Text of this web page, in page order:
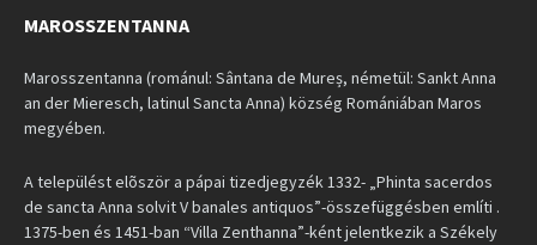
MAROSSZENTANNA
Marosszentanna (románul: Sântana de Mureș, németül: Sankt Anna
an der Mieresch, latinul Sancta Anna) község Romániában Maros
megyében.
A települést elõször a pápai tizedjegyzék 1332- „Phinta sacerdos
de sancta Anna solvit V banales antiquos”-összefüggésben említi .
1375-ben és 1451-ban “Villa Zenthanna”-ként jelentkezik a Székely